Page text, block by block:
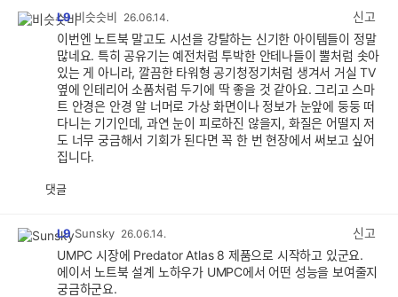
L9 비슷슷비 26.06.14.
신고
이번엔 노트북 말고도 시선을 강탈하는 신기한 아이템들이 정말
많네요. 특히 공유기는 예전처럼 투박한 안테나들이 뿔처럼 솟아
있는 게 아니라, 깔끔한 타워형 공기청정기처럼 생겨서 거실 TV
옆에 인테리어 소품처럼 두기에 딱 좋을 것 같아요. 그리고 스마
트 안경은 안경 알 너머로 가상 화면이나 정보가 눈앞에 둥둥 떠
다니는 기기인데, 과연 눈이 피로하진 않을지, 화질은 어떨지 저
도 너무 궁금해서 기회가 된다면 꼭 한 번 현장에서 써보고 싶어
집니다.
댓글
L9 Sunsky 26.06.14.
신고
UMPC 시장에 Predator Atlas 8 제품으로 시작하고 있군요.
에이서 노트북 설계 노하우가 UMPC에서 어떤 성능을 보여줄지
궁금하군요.